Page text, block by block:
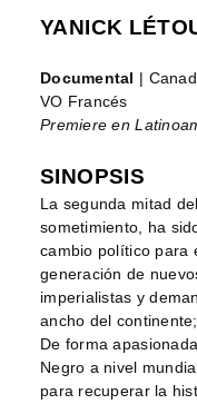
YANICK
Documental
|
VO Francés
Premiere en
SINOPSIS
La segunda mitad
sometimiento, ha
cambio político para
generación de
imperialistas y
ancho del
De forma
Negro a nivel
para recuperar la